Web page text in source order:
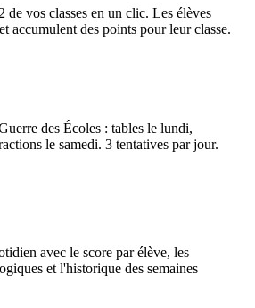
de vos classes en un clic. Les élèves
accumulent des points pour leur classe.
des Écoles : tables le lundi,
le samedi. 3 tentatives par jour.
avec le score par élève, les
et l'historique des semaines